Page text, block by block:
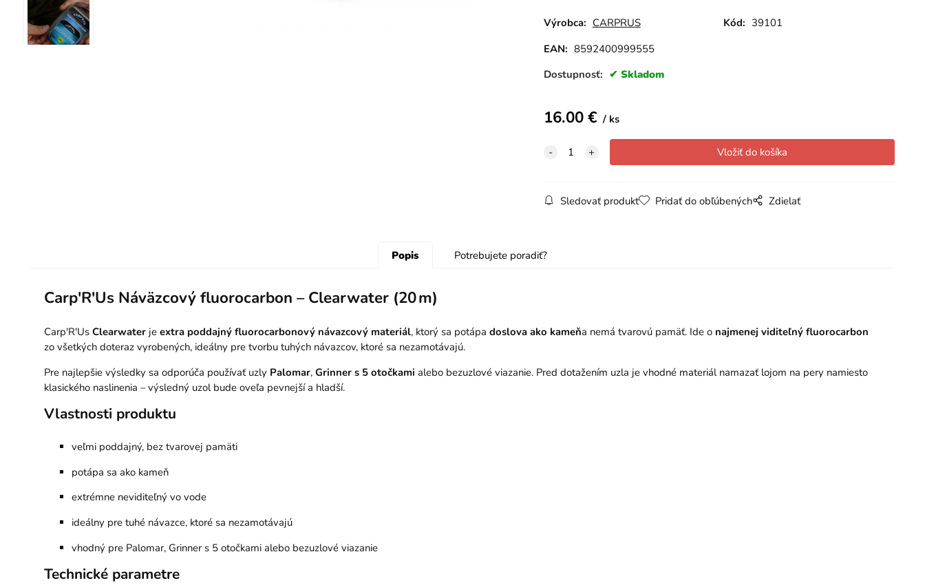
Výrobca: CARPRUS Kód: 39101
EAN: 8592400999555
Dostupnosť:
Skladom
16.00€ ks
Sledovať produkt Pridať do obľúbených Zdielať
Popis Potrebujete poradiť?
Carp'R'Us Náväzcový fluorocarbon – Clearwater (20 m)
Carp'R'Us Clearwaterje extra poddajný fluorocarbonový návazcový materiál, ktorý sa potápa doslova ako kameňa nemá tvarovú pamäť. Ide o najmenej viditeľný fluorocarbon
zo všetkých doteraz vyrobených, ideálny pre tvorbu tuhých návazcov, ktoré sa nezamotávajú.
Pre najlepšie výsledky sa odporúča používať uzly Palomar, Grinner s 5 otočkami alebo bezuzlové viazanie. Pred dotažením uzla je vhodné materiál namazať lojom na pery namiesto
klasického naslinenia – výsledný uzol bude oveľa pevnejší a hladší.
Vlastnosti produktu
veľmi poddajný, bez tvarovej pamäti
potápa sa ako kameň
extrémne neviditeľný vo vode
ideálny pre tuhé návazce, ktoré sa nezamotávajú
vhodný pre Palomar, Grinner s 5 otočkami alebo bezuzlové viazanie
Technické parametre